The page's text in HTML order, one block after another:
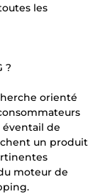
les
?
orienté
de
un produit
moteur de